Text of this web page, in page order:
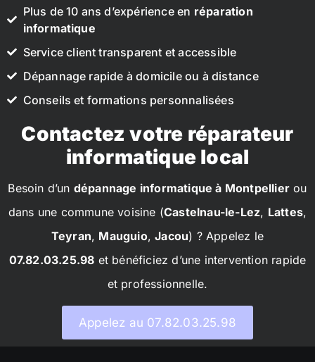
Plus de 10 ans d’expérience en réparation
informatique
Service client transparent et accessible
Dépannage rapide à domicile ou à distance
Conseils et formations personnalisées
Contactez votre réparateur
informatique local
Besoin d’un dépannage informatique à Montpellier ou
dans une commune voisine (Castelnau-le-Lez, Lattes,
Teyran, Mauguio,Jacou) ? Appelez le
07.82.03.25.98 et bénéficiez d’une intervention rapide
et professionnelle.
Appelez au 07.82.03.25.98